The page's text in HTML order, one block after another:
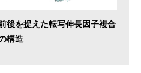
後を捉えた転写伸長因子複合
構造